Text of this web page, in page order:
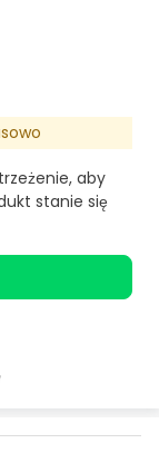
aby
stanie się